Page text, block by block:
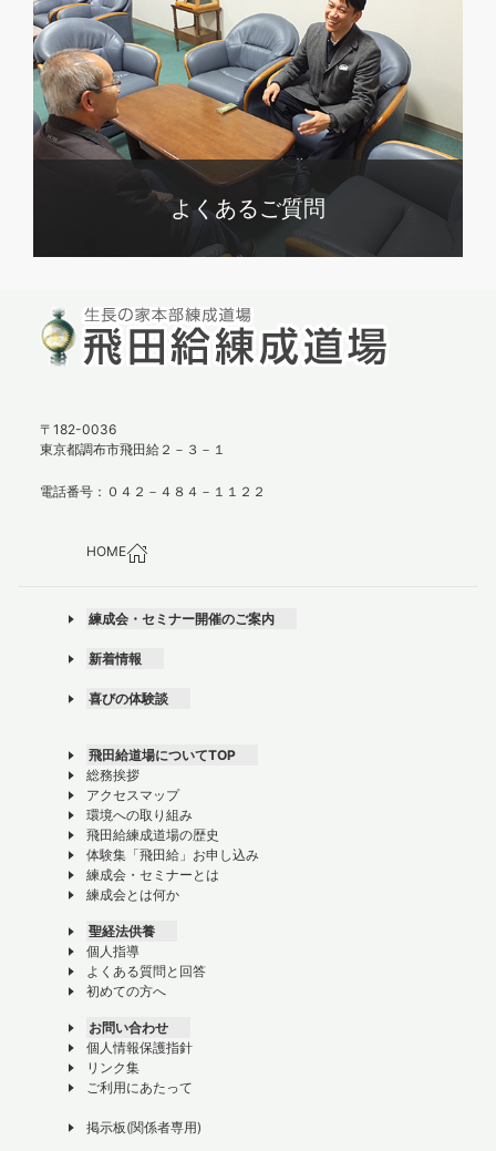
よくあるご質問
〒182-0036
東京都調布市飛田給２－３－１
電話番号：０４２－４８４－１１２２
HOME
練成会・セミナー開催のご案内
新着情報
喜びの体験談
飛田給道場についてTOP
総務挨拶
アクセスマップ
環境への取り組み
飛田給練成道場の歴史
体験集「飛田給」お申し込み
練成会・セミナーとは
練成会とは何か
聖経法供養
個人指導
よくある質問と回答
初めての方へ
お問い合わせ
個人情報保護指針
リンク集
ご利用にあたって
掲示板(関係者専用)